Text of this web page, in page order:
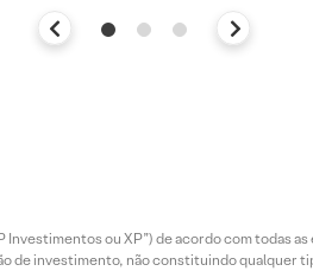
ou XP”) de acordo com todas
de investimento, não constituindo qualquer